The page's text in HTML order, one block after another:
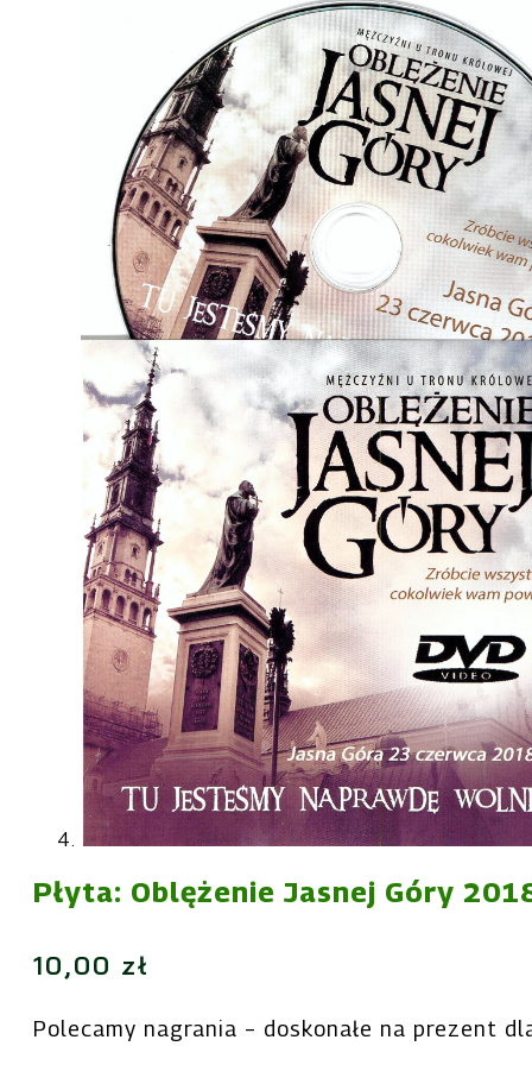
Płyta: Oblężenie Jasnej Góry
10,00 zł
Polecamy nagrania – doskonałe na prezent